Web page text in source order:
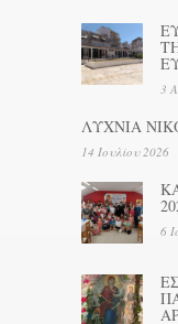
3
ΛΥΧΝΙΑ
14 Ιουλίου 2026
6